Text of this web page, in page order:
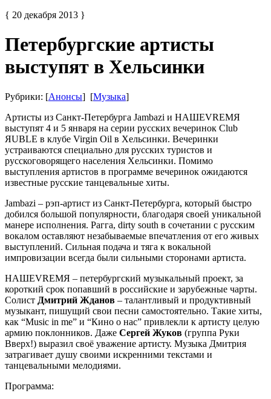
{ 20 декабря 2013 }
Петербургские артисты
выступят в Хельсинки
Рубрики: [Анонсы] [Музыка]
Артисты из Санкт-Петербурга Jambazi и НАШЕVRЕМЯ
выступят 4 и 5 января на серии русских вечеринок Club
ЯUBLE в клубе Virgin Oil в Хельсинки. Вечеринки
устраиваются специально для русских туристов и
русскоговорящего населения Хельсинки. Помимо
выступления артистов в программе вечеринок ожидаются
известные русские танцевальные хиты.
Jambazi – рэп-артист из Санкт-Петербурга, который быстро
добился большой популярности, благодаря своей уникальной
манере исполнения. Рагга, dirty south в сочетании с русским
вокалом оставляют незабываемые впечатления от его живых
выступлений. Сильная подача и тяга к вокальной
импровизации всегда были сильными сторонами артиста.
НАШЕVRЕМЯ – петербургский музыкальный проект, за
короткий срок попавший в российские и зарубежные чарты.
Солист Дмитрий Жданов – талантливый и продуктивный
музыкант, пишущий свои песни самостоятельно. Такие хиты,
как “Music in me” и “Кино о нас” привлекли к артисту целую
армию поклонников. Даже Сергей Жуков (группа Руки
Вверх!) выразил своё уважение артисту. Музыка Дмитрия
затрагивает душу своими искренними текстами и
танцевальными мелодиями.
Программа: